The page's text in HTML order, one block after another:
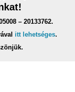
– 20133762.
itt lehetséges.